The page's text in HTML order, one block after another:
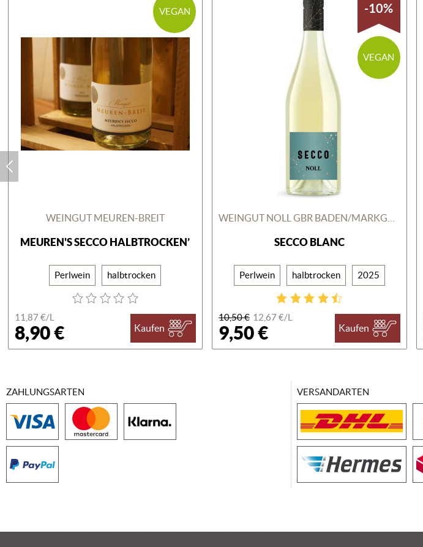
VEGAN
WEINGUT MEUREN-BREIT
MEUREN'S SECCO HALBTROCKEN’
Perlwein halbtrocken
11,87 €/L
8,90 € Kaufen
-10%
VEGAN
SECCO BLANC
Perlwein halbtrocken 2025
10,50 € 12,67 €/L
9,50 € Kaufen
ZAHLUNGSARTEN VERSANDARTEN